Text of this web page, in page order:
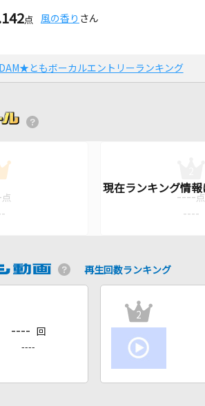
点 風の香り さん
DAM★ともボーカルエントリーランキング
点
---- 点
----
再生回数ランキング
---- 回
----
2